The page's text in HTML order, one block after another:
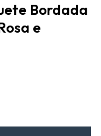
Bordada
e